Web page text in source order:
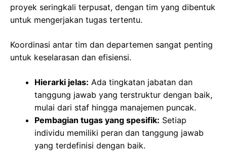
proyek seringkali terpusat, dengan tim yang dibentuk
untuk mengerjakan tugas tertentu.
Koordinasi antar tim dan departemen sangat penting
untuk keselarasan dan efisiensi.
Hierarki jelas: Ada tingkatan jabatan dan
tanggung jawab yang terstruktur dengan baik,
mulai dari staf hingga manajemen puncak.
Pembagian tugas yang spesifik: Setiap
individu memiliki peran dan tanggung jawab
yang terdefinisi dengan baik.